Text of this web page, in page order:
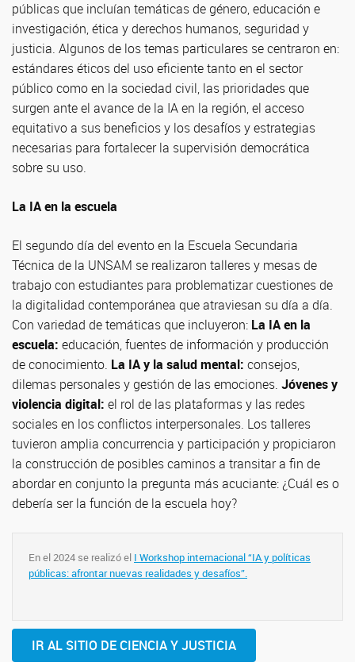
públicas que incluían temáticas de género, educación e
investigación, ética y derechos humanos, seguridad y
justicia. Algunos de los temas particulares se centraron en:
estándares éticos del uso eficiente tanto en el sector
público como en la sociedad civil, las prioridades que
surgen ante el avance de la IA en la región, el acceso
equitativo a sus beneficios y los desafíos y estrategias
necesarias para fortalecer la supervisión democrática
sobre su uso.
La IA en la escuela
El segundo día del evento en la Escuela Secundaria
Técnica de la UNSAM se realizaron talleres y mesas de
trabajo con estudiantes para problematizar cuestiones de
la digitalidad contemporánea que atraviesan su día a día.
Con variedad de temáticas que incluyeron: La IA en la
escuela: educación, fuentes de información y producción
de conocimiento. La IA y la salud mental: consejos,
dilemas personales y gestión de las emociones. Jóvenes y
violencia digital: el rol de las plataformas y las redes
sociales en los conflictos interpersonales. Los talleres
tuvieron amplia concurrencia y participación y propiciaron
la construcción de posibles caminos a transitar a fin de
abordar en conjunto la pregunta más acuciante: ¿Cuál es o
debería ser la función de la escuela hoy?
En el 2024 se realizó el I Workshop internacional “IA y políticas
públicas: afrontar nuevas realidades y desafíos”.
IR AL SITIO DE CIENCIA Y JUSTICIA